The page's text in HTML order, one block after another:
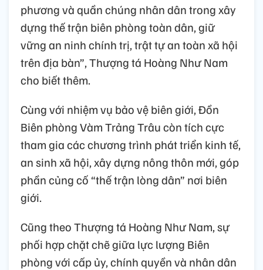
phương và quần chúng nhân dân trong xây
dựng thế trận biên phòng toàn dân, giữ
vững an ninh chính trị, trật tự an toàn xã hội
trên địa bàn”, Thượng tá Hoàng Như Nam
cho biết thêm.
Cùng với nhiệm vụ bảo vệ biên giới, Đồn
Biên phòng Vàm Trảng Trâu còn tích cực
tham gia các chương trình phát triển kinh tế,
an sinh xã hội, xây dựng nông thôn mới, góp
phần củng cố “thế trận lòng dân” nơi biên
giới.
Cũng theo Thượng tá Hoàng Như Nam, sự
phối hợp chặt chẽ giữa lực lượng Biên
phòng với cấp ủy, chính quyền và nhân dân